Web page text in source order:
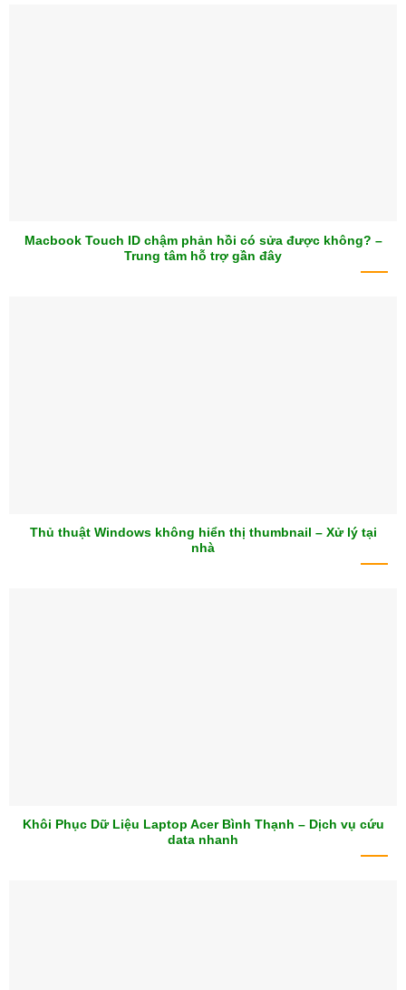
Macbook Touch ID chậm phản hồi có sửa được không? –
Trung tâm hỗ trợ gần đây
Thủ thuật Windows không hiển thị thumbnail – Xử lý tại
nhà
Khôi Phục Dữ Liệu Laptop Acer Bình Thạnh – Dịch vụ cứu
data nhanh